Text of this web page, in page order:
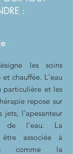
:
les soins
chauffée. L'eau
particulière et les
repose sur
jets, l'apesanteur
de l'eau. La
associée à
comme la